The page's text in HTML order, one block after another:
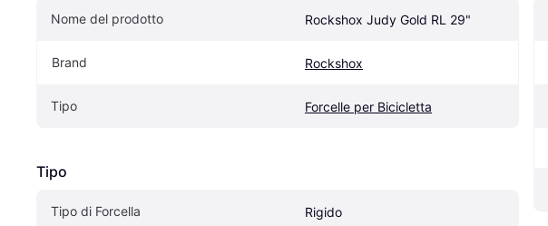
Nome del prodotto Rockshox Judy Gold RL 29"
Brand Rockshox
Tipo Forcelle per Bicicletta
Tipo
Tipo di Forcella Rigido